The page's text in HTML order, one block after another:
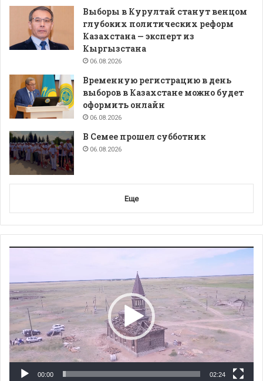
Выборы в Курултай станут венцом
глубоких политических реформ
Казахстана — эксперт из
Кыргызстана
06.08.2026
Временную регистрацию в день
выборов в Казахстане можно будет
оформить онлайн
06.08.2026
В Семее прошел субботник
06.08.2026
Еще
00:00 02:24